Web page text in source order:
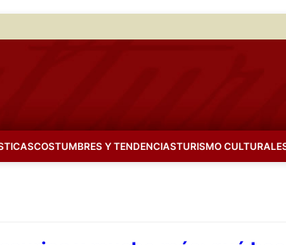
COSTUMBRES Y TENDENCIASTURISMO CULTURAL